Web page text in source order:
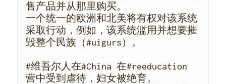
售产品并从那里购买。
一个统一的欧洲和北美将有权对该系统
采取行动，例如，该系统滥用并想要摧
毁整个民族（#uigurs）。
#维吾尔人在#China 在#reeducation
营中受到虐待，妇女被绝育。